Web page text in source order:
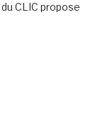
CLIC propose